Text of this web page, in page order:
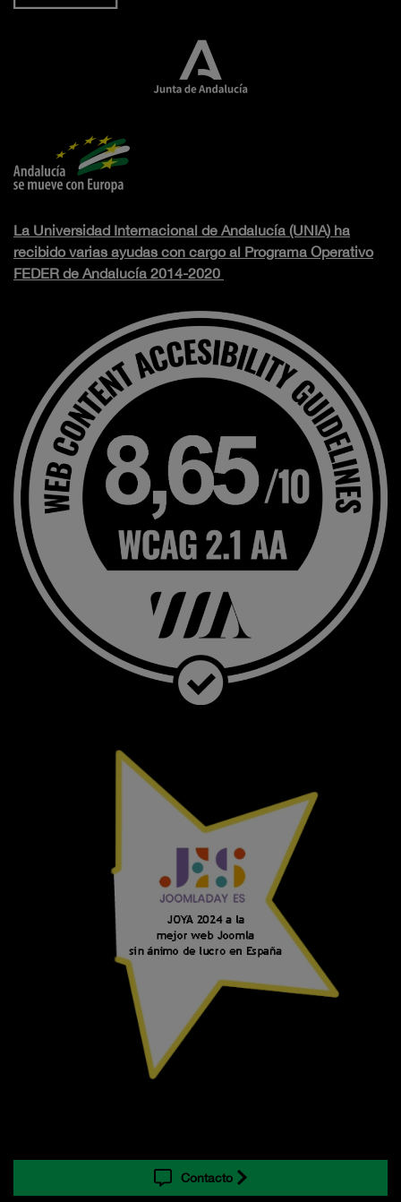
La Universidad Internacional de Andalucía (UNIA) ha
recibido varias ayudas con cargo al Programa Operativo
FEDER de Andalucía 2014-2020
Contacto